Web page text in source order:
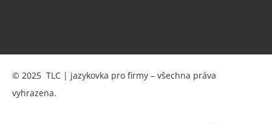
© 2025 TLC | jazykovka pro firmy – všechna práva
vyhrazena.